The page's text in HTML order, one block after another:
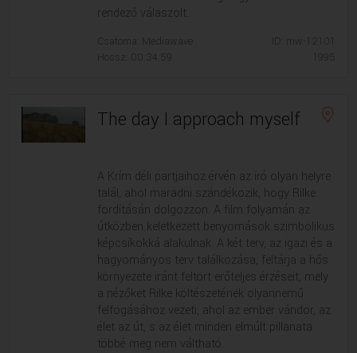
rendező válaszolt.
Csatorna: Mediawave
Hossz: 00:34:59
The day I approach myself
A Krím déli partjaihoz érvén az író olyan helyre
talál, ahol maradni szándékozik, hogy Rilke
fordításán dolgozzon. A film folyamán az
útközben keletkezett benyomások szimbolikus
képcsíkokká alakulnak. A két terv, az igazi és a
hagyományos terv találkozása, feltárja a hős
környezete iránt feltört erőteljes érzéseit, mely
a nézőket Rilke költészetének olyannemű
felfogásához vezeti, ahol az ember vándor, az
élet az út, s az élet minden elmúlt pillanata
többé meg nem váltható.